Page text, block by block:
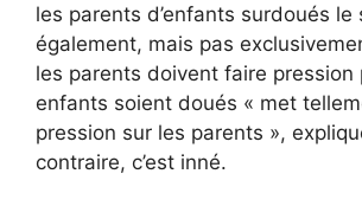
les parents d’enfants surdoués le
également, mais pas
les parents doivent faire pression
enfants soient doués « met
pression sur les parents »,
contraire, c’est inné.